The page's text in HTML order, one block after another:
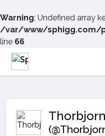
Warning: Undefined array
/var/www/sphigg.com/
line 66